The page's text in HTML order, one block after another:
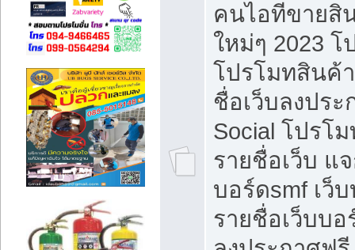
คนไอทีขายสิ
ใหม่ๆ 2023
โปรโมทสินค้
ชื่อเว็บลงปร
Social โปรโ
รายชื่อเว็บ แ
บอร์ดsmf เว็
รายชื่อเว็บบ